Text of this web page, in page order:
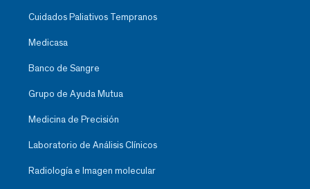
Cuidados Paliativos Tempranos
Medicasa
Banco de Sangre
Grupo de Ayuda Mutua
Medicina de Precisión
Laboratorio de Análisis Clínicos
Radiología e Imagen molecular